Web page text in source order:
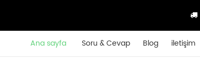
Ana sayfa Soru & Cevap Blog iletişim